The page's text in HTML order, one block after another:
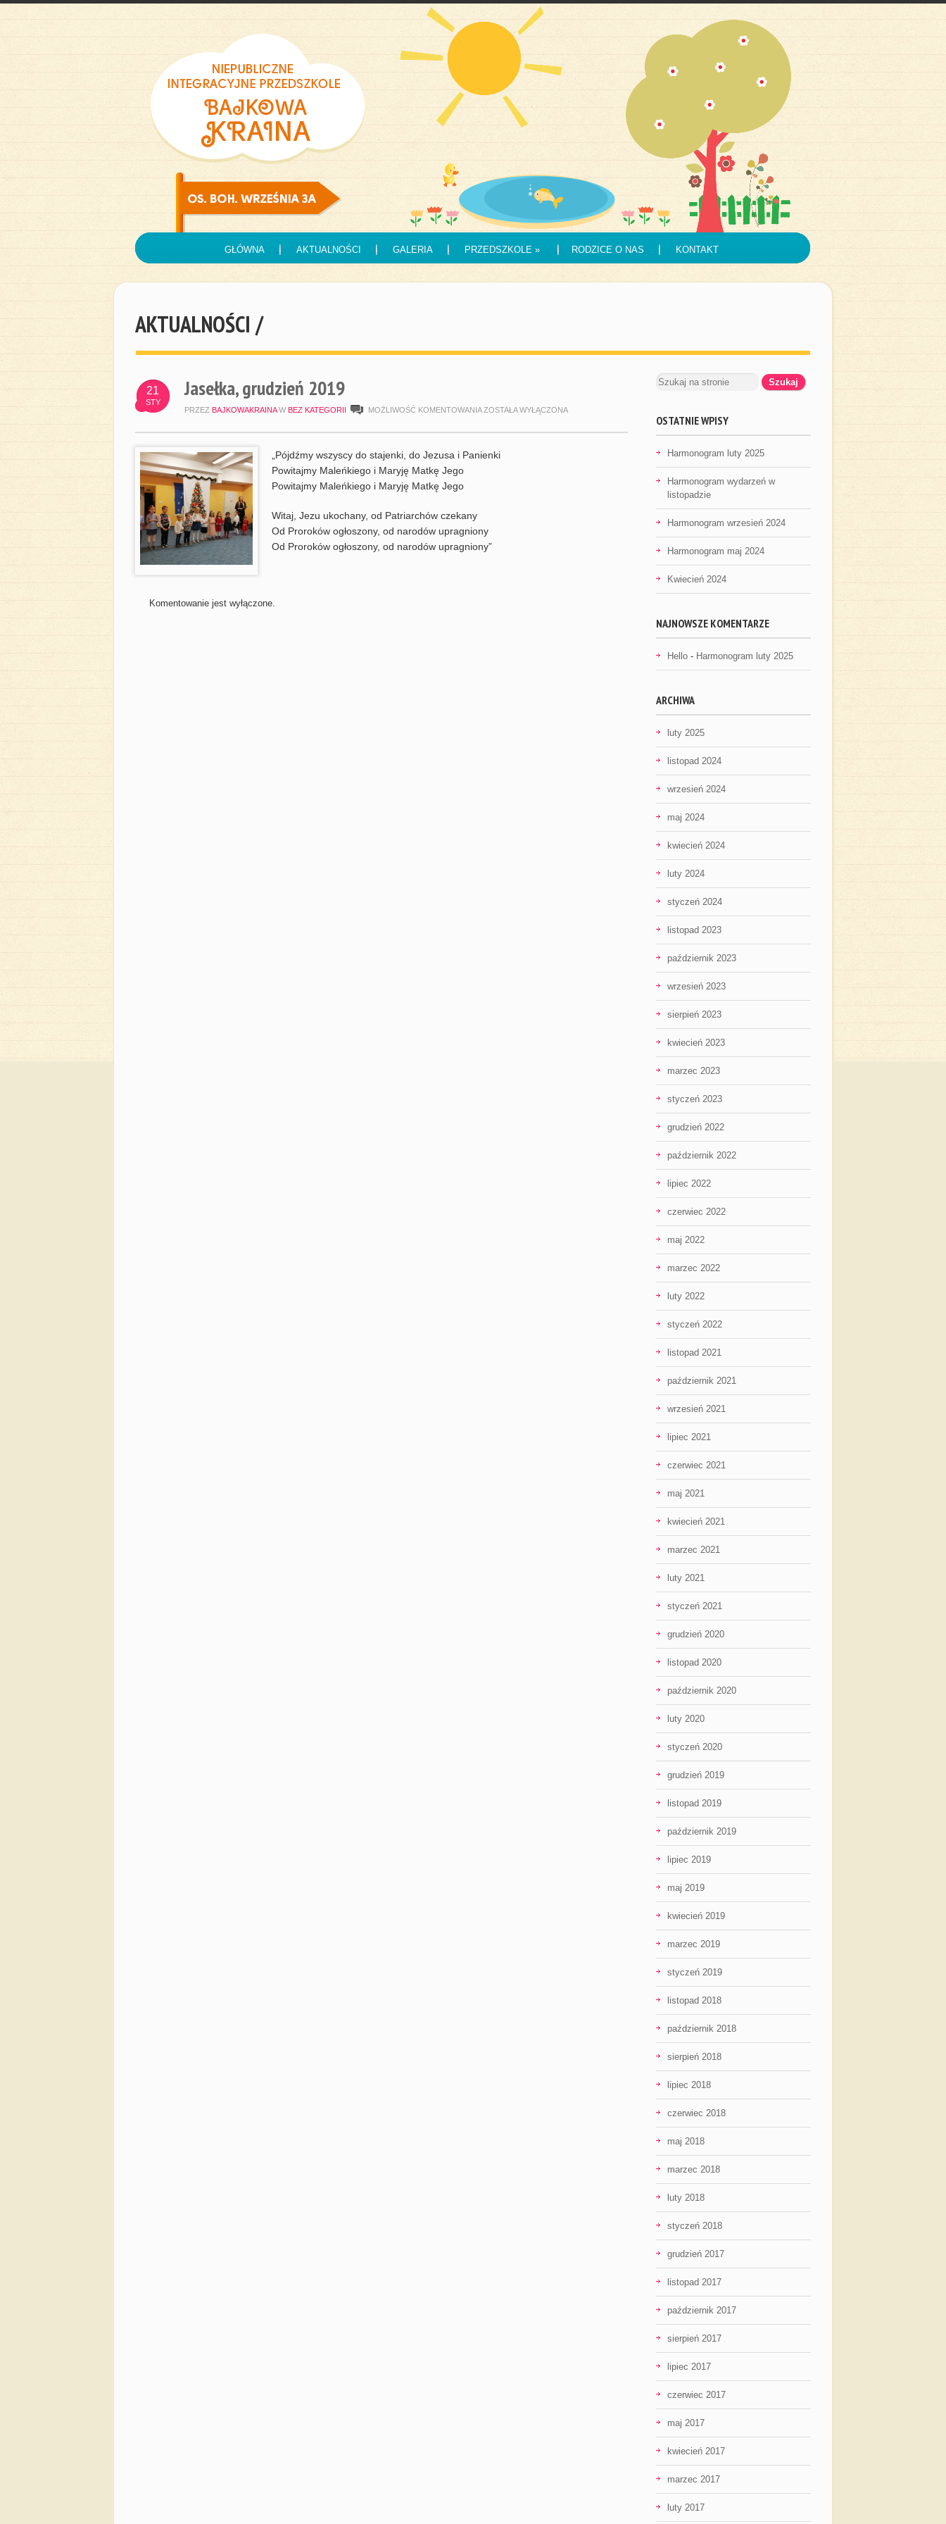
GŁÓWNA AKTUALNOŚCI GALERIA PRZEDSZKOLE» RODZICE O NAS KONTAKT
AKTUALNOŚCI /
21
STY
Jasełka, grudzień 2019
PRZEZ BAJKOWAKRAINA W BEZ KATEGORII MOŻLIWOŚĆ KOMENTOWANIA JASEŁKA,
ZOSTAŁA WYŁĄCZONA
„Pójdźmy wszyscy do stajenki, do Jezusa i Panienki
Powitajmy Maleńkiego i Maryję Matkę Jego
Powitajmy Maleńkiego i Maryję Matkę Jego
Witaj, Jezu ukochany, od Patriarchów czekany
Od Proroków ogłoszony, od narodów upragniony
Od Proroków ogłoszony, od narodów upragniony”
Komentowanie jest wyłączone.
OSTATNIE WPISY
Harmonogram luty 2025
Harmonogram wydarzeń w
listopadzie
Harmonogram wrzesień 2024
Harmonogram maj 2024
Kwiecień 2024
NAJNOWSZE KOMENTARZE
Hello - Harmonogram luty 2025
ARCHIWA
luty 2025
listopad 2024
wrzesień 2024
maj 2024
kwiecień 2024
luty 2024
styczeń 2024
listopad 2023
październik 2023
wrzesień 2023
sierpień 2023
kwiecień 2023
marzec 2023
styczeń 2023
grudzień 2022
październik 2022
lipiec 2022
czerwiec 2022
maj 2022
marzec 2022
luty 2022
styczeń 2022
listopad 2021
październik 2021
wrzesień 2021
lipiec 2021
czerwiec 2021
maj 2021
kwiecień 2021
marzec 2021
luty 2021
styczeń 2021
grudzień 2020
listopad 2020
październik 2020
luty 2020
styczeń 2020
grudzień 2019
listopad 2019
październik 2019
lipiec 2019
maj 2019
kwiecień 2019
marzec 2019
styczeń 2019
listopad 2018
październik 2018
sierpień 2018
lipiec 2018
czerwiec 2018
maj 2018
marzec 2018
luty 2018
styczeń 2018
grudzień 2017
listopad 2017
październik 2017
sierpień 2017
lipiec 2017
czerwiec 2017
maj 2017
kwiecień 2017
marzec 2017
luty 2017